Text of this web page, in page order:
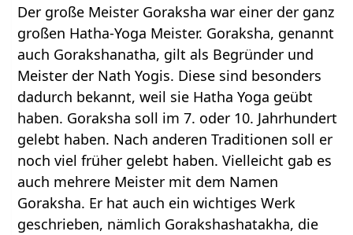
Der große Meister Goraksha war einer der ganz
großen Hatha-Yoga Meister. Goraksha, genannt
auch Gorakshanatha, gilt als Begründer und
Meister der Nath Yogis. Diese sind besonders
dadurch bekannt, weil sie Hatha Yoga geübt
haben. Goraksha soll im 7. oder 10. Jahrhundert
gelebt haben. Nach anderen Traditionen soll er
noch viel früher gelebt haben. Vielleicht gab es
auch mehrere Meister mit dem Namen
Goraksha. Er hat auch ein wichtiges Werk
geschrieben, nämlich Gorakshashatakha, die